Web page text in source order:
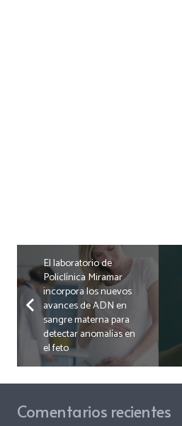
El laboratorio de
Policlínica Miramar
incorpora los nuevos
avances de ADN en
sangre materna para
detectar anomalías en
el feto
Comentarios recientes